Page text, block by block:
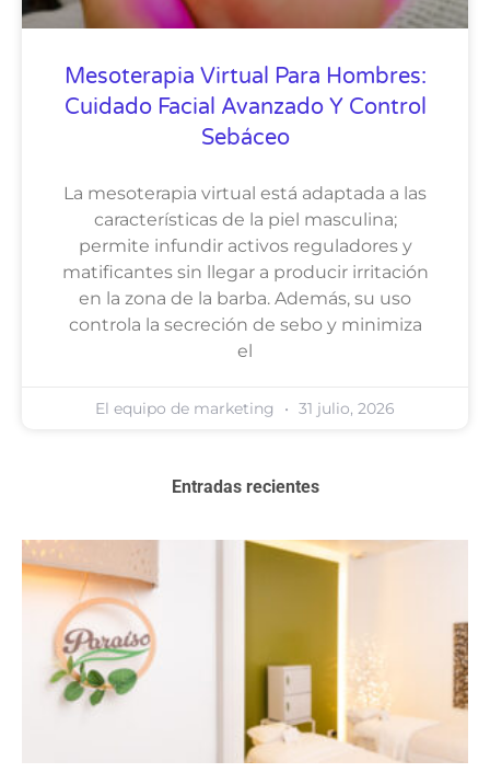
Mesoterapia Virtual Para Hombres:
Cuidado Facial Avanzado Y Control
Sebáceo
La mesoterapia virtual está adaptada a las
características de la piel masculina;
permite infundir activos reguladores y
matificantes sin llegar a producir irritación
en la zona de la barba. Además, su uso
controla la secreción de sebo y minimiza
el
El equipo de marketing 31 julio, 2026
Entradas recientes